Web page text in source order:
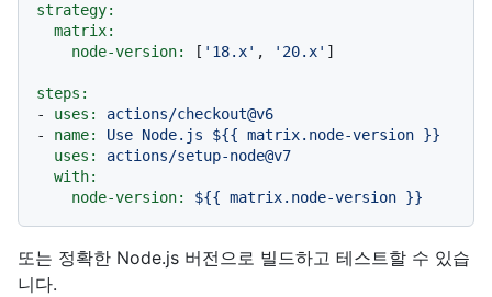
strategy:
matrix:
node-version:
[ '18.x' , '20.x' ]
steps:
-
uses:
actions/checkout@v6
-
name: Use Node.js ${{ matrix.node-version }}
uses:
actions/setup-node@v7
with:
node-version:
${{ matrix.node-version }}
또는 정확한 Node.js 버전으로 빌드하고 테스트할 수 있습
니다.